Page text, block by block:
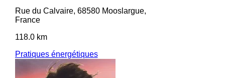
Rue du Calvaire, 68580 Mooslargue,
France
118.0 km
Pratiques énergétiques